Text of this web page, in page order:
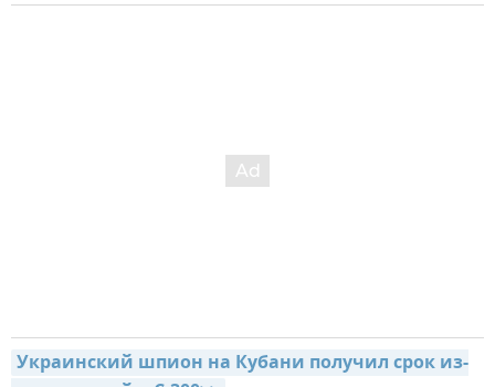
Украинский шпион на Кубани получил срок из-